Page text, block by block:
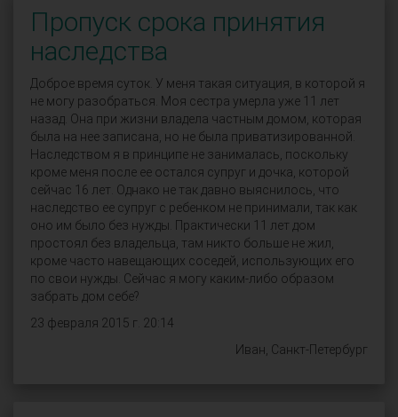
Пропуск срока принятия
наследства
Доброе время суток. У меня такая ситуация, в которой я
не могу разобраться. Моя сестра умерла уже 11 лет
назад. Она при жизни владела частным домом, которая
была на нее записана, но не была приватизированной.
Наследством я в принципе не занималась, поскольку
кроме меня после ее остался супруг и дочка, которой
сейчас 16 лет. Однако не так давно выяснилось, что
наследство ее супруг с ребенком не принимали, так как
оно им было без нужды. Практически 11 лет дом
простоял без владельца, там никто больше не жил,
кроме часто навещающих соседей, использующих его
по свои нужды. Сейчас я могу каким-либо образом
забрать дом себе?
23 февраля 2015 г. 20:14
Иван, Санкт-Петербург